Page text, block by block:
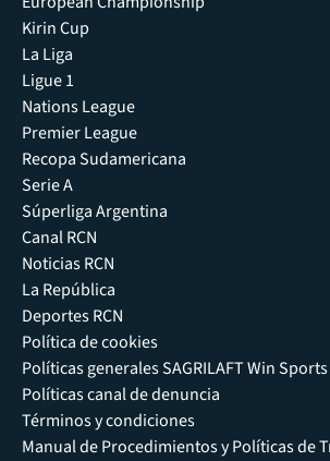
Kirin Cup
La Liga
Ligue 1
Nations League
Premier League
Recopa Sudamericana
Serie A
Súperliga Argentina
Canal RCN
Noticias RCN
La República
Deportes RCN
Política de cookies
Políticas generales SAGRILAFT Win Sports
Políticas canal de denuncia
Términos y condiciones
Manual de Procedimientos y Políticas de